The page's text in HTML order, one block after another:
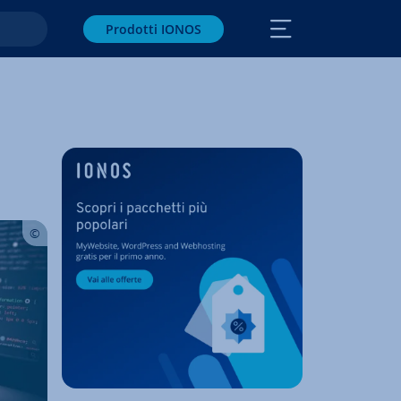
Prodotti IONOS